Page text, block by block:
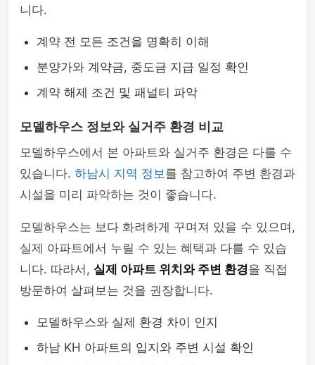
니다.
계약 전 모든 조건을 명확히 이해
분양가와 계약금, 중도금 지급 일정 확인
계약 해제 조건 및 패널티 파악
모델하우스 정보와 실거주 환경 비교
모델하우스에서 본 아파트와 실거주 환경은 다를 수
있습니다. 하남시 지역 정보를 참고하여 주변 환경과
시설을 미리 파악하는 것이 좋습니다.
모델하우스는 보다 화려하게 꾸며져 있을 수 있으며,
실제 아파트에서 누릴 수 있는 혜택과 다를 수 있습
니다. 따라서, 실제 아파트 위치와 주변 환경을 직접
방문하여 살펴보는 것을 권장합니다.
모델하우스와 실제 환경 차이 인지
하남 KH 아파트의 입지와 주변 시설 확인